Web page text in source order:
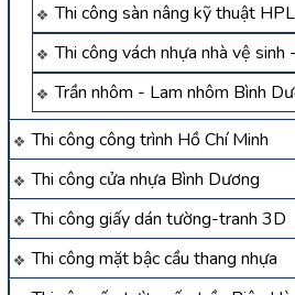
Thi công sàn nâng kỹ thuật HPL
Thi công vách nhựa nhà vệ
Trần nhôm - Lam nhôm Bình
Thi công công trình Hồ Chí Minh
Thi công cửa nhựa Bình Dương
Thi công giấy dán tường-tranh 3D
Thi công mặt bậc cầu thang nhựa